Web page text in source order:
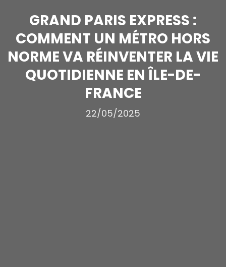
GRAND PARIS EXPRESS :
COMMENT UN MÉTRO HORS
NORME VA RÉINVENTER LA VIE
QUOTIDIENNE EN ÎLE-DE-
FRANCE
22/05/2025